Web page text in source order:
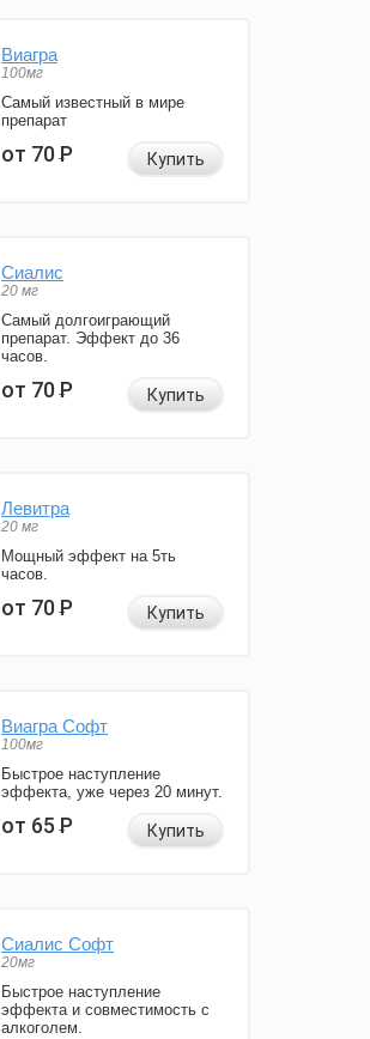
Виагра
100мг
Самый известный в мире
препарат
от 70Р Купить
Сиалис
20 мг
Самый долгоиграющий
препарат. Эффект до 36
часов.
от 70Р Купить
Левитра
20 мг
Мощный эффект на 5ть
часов.
от 70Р Купить
Виагра Софт
100мг
Быстрое наступление
эффекта, уже через 20 минут.
от 65Р Купить
Сиалис Софт
20мг
Быстрое наступление
эффекта и совместимость с
алкоголем.